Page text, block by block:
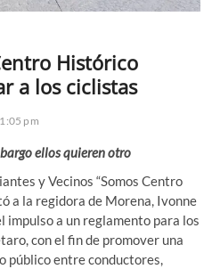
Histórico
a los ciclistas
pm
ellos quieren otro
y Vecinos “Somos Centro
a la regidora de Morena, Ivonne
impulso a un reglamento para los
con el fin de promover una
público entre conductores,